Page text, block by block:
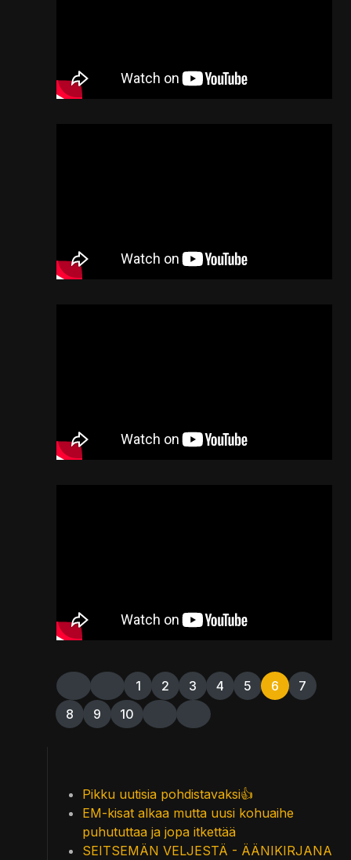
1 2 3 4 5 6
7
8
9 10
Pikku uutisia pohdistavaksi👍
EM-kisat alkaa mutta uusi kohuaihe
puhututtaa ja jopa itkettää
SEITSEMÄN VELJESTÄ - ÄÄNIKIRJANA